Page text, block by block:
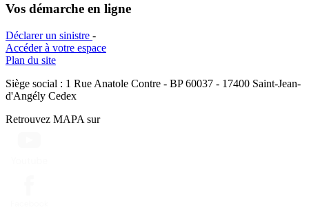
Vos démarche en ligne
Déclarer un sinistre -
Accéder à votre espace
Plan du site
Siège social : 1 Rue Anatole Contre - BP 60037 - 17400 Saint-Jean-
d'Angély Cedex
Retrouvez MAPA sur